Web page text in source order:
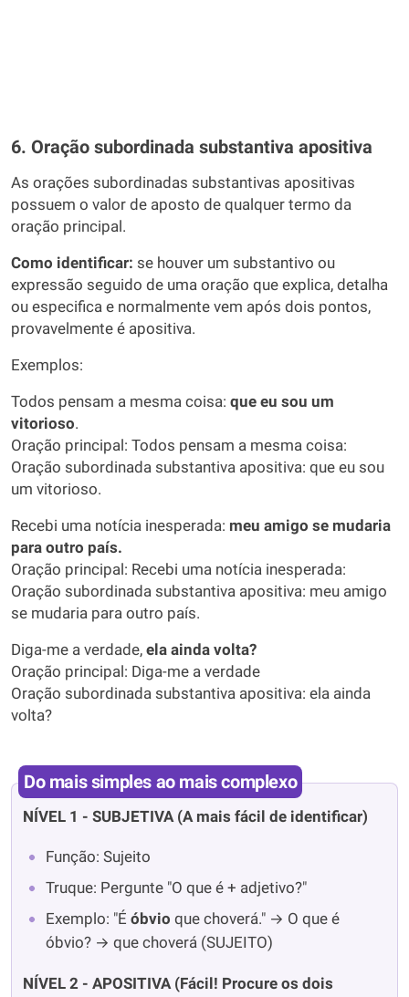
6. Oração subordinada substantiva apositiva
As orações subordinadas substantivas apositivas
possuem o valor de aposto de qualquer termo da
oração principal.
Como identificar: se houver um substantivo ou
expressão seguido de uma oração que explica, detalha
ou especifica e normalmente vem após dois pontos,
provavelmente é apositiva.
Exemplos:
Todos pensam a mesma coisa: que eu sou um
vitorioso.
Oração principal: Todos pensam a mesma coisa:
Oração subordinada substantiva apositiva: que eu sou
um vitorioso.
Recebi uma notícia inesperada: meu amigo se mudaria
para outro país.
Oração principal: Recebi uma notícia inesperada:
Oração subordinada substantiva apositiva: meu amigo
se mudaria para outro país.
Diga-me a verdade, ela ainda volta?
Oração principal: Diga-me a verdade
Oração subordinada substantiva apositiva: ela ainda
volta?
Do mais simples ao mais complexo
NÍVEL 1 - SUBJETIVA (A mais fácil de identificar)
Função: Sujeito
Truque: Pergunte "O que é + adjetivo?"
Exemplo: "É óbvio que choverá." → O que é
óbvio? → que choverá (SUJEITO)
NÍVEL 2 - APOSITIVA (Fácil! Procure os dois